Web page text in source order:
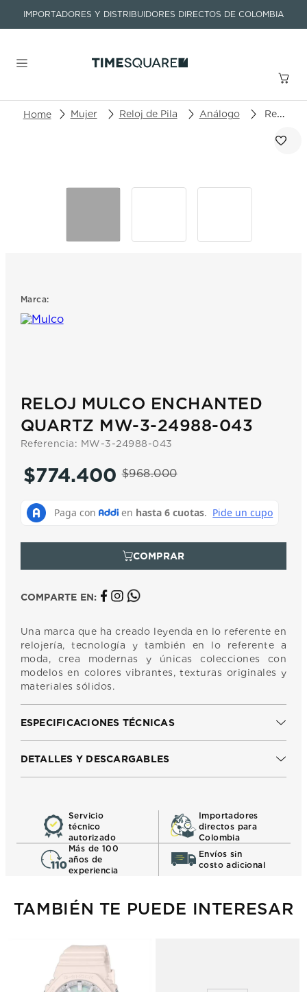
IMPORTADORES Y DISTRIBUIDORES DIRECTOS DE COLOMBIA
Buscar un producto o artículo
Mujer Reloj de Pila Análogo Reloj Mulco Enchanted Quartz MW-3-24988-043
Marca:
RELOJ MULCO ENCHANTED
QUARTZ MW-3-24988-043
Referencia: MW-3-24988-043
$968.000
$774.400
COMPARTE EN:
Una marca que ha creado leyenda en lo referente en
relojería, tecnología y también en lo referente a
moda, crea modernas y únicas colecciones con
modelos en colores vibrantes, texturas originales y
materiales sólidos.
ESPECIFICACIONES TÉCNICAS
DETALLES Y DESCARGABLES
Servicio
técnico
autorizado
Importadores
directos para
Colombia
Más de 100
años de
experiencia
Envíos sin
costo adicional
TAMBIÉN TE PUEDE INTERESAR
TÉRMINOS MÁS BUSCADOS
4.
tissot